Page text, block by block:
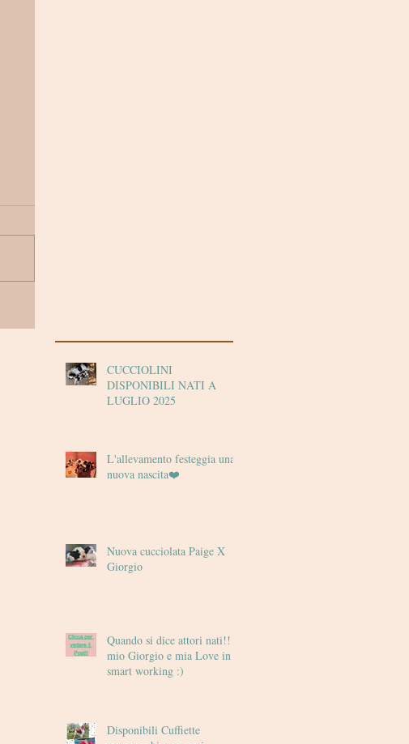
CUCCIOLINI
DISPONIBILI NATI A
LUGLIO 2025
L'allevamento festeggia una
nuova nascita❤️
Nuova cucciolata Paige X
Giorgio
Quando si dice attori nati!! il
mio Giorgio e mia Love in
smart working :)
Disponibili Cuffiette